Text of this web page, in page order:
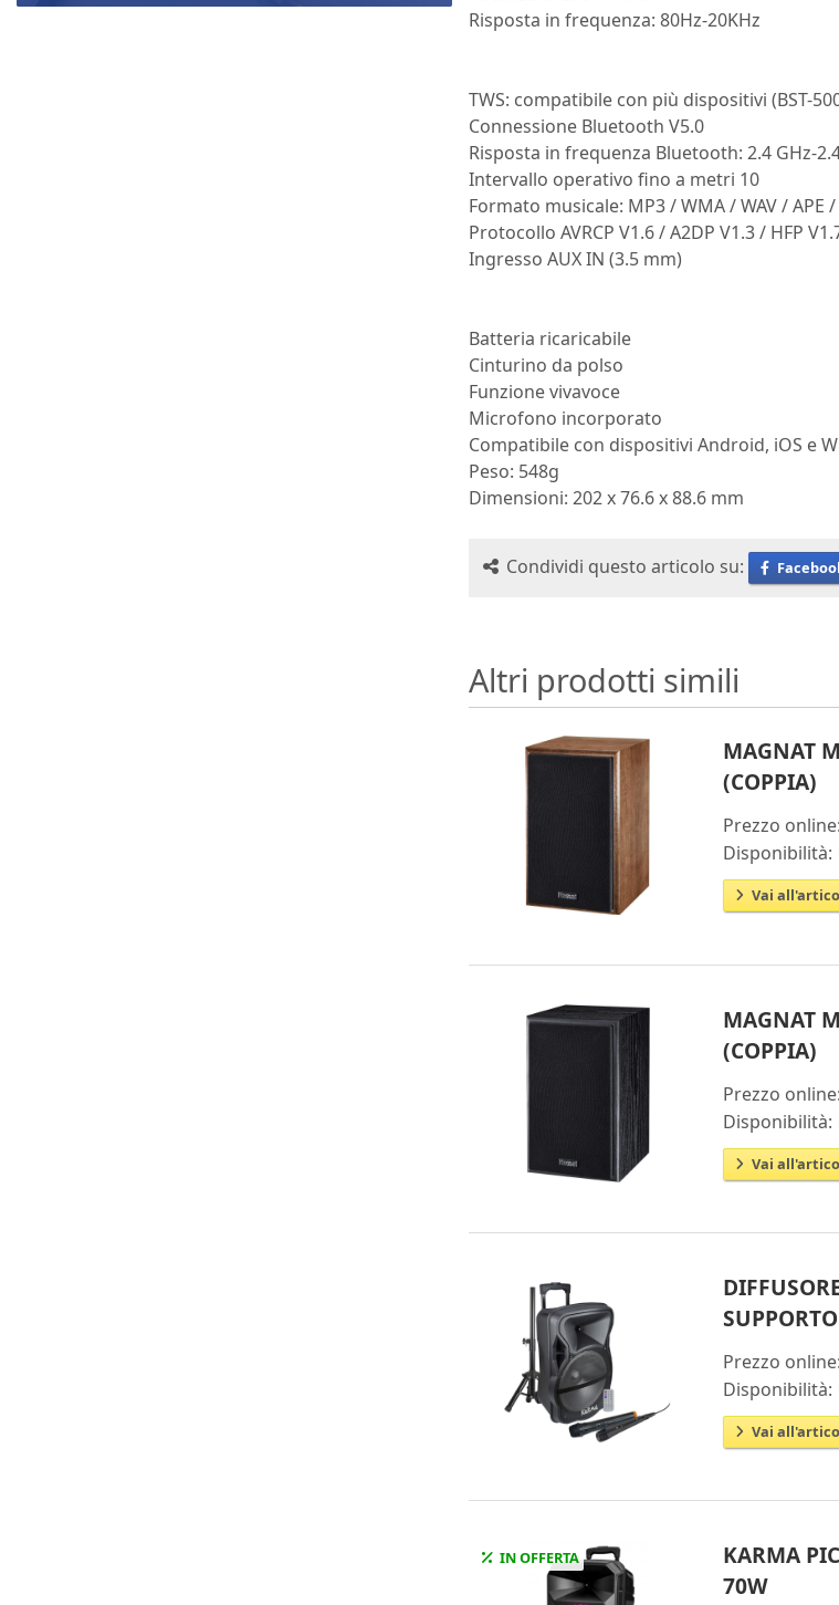
Risposta in frequenza: 80Hz-20KHz
TWS: compatibile con più dispositivi (BST-
Connessione Bluetooth V5.0
Risposta in frequenza Bluetooth: 2.4 GHz-
Intervallo operativo fino a metri 10
Formato musicale: MP3 / WMA / WAV / APE /
Protocollo AVRCP V1.6 / A2DP V1.3 / HFP
Ingresso AUX IN (3.5 mm)
Batteria ricaricabile
Cinturino da polso
Funzione vivavoce
Microfono incorporato
Compatibile con dispositivi Android, iOS e
Peso: 548g
Dimensioni: 202 x 76.6 x 88.6 mm
Condividi questo articolo su:
Altri prodotti simili
MAGNAT
(COPPIA)
Prezzo online:
Disponibilità:
Vai
MAGNAT
(COPPIA)
Prezzo online:
Disponibilità:
Vai
Prezzo online:
Disponibilità:
Vai
IN OFFERTA
KARMA
70W